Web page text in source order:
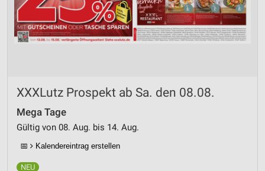
XXXLutz Prospekt ab Sa. den 08.08.
Mega Tage
Gültig von 08. Aug. bis 14. Aug.
📅 Kalendereintrag erstellen